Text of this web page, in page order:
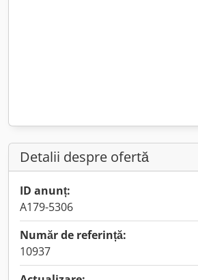
Detalii despre ofertă
ID anunț:
A179-5306
Număr de referință:
10937